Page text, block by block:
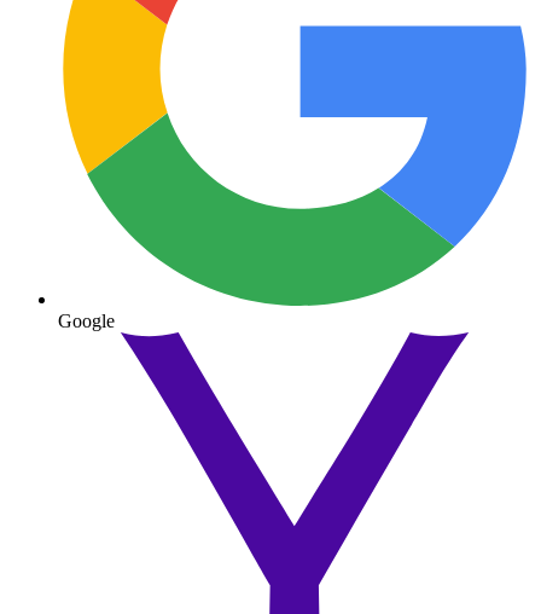
Google